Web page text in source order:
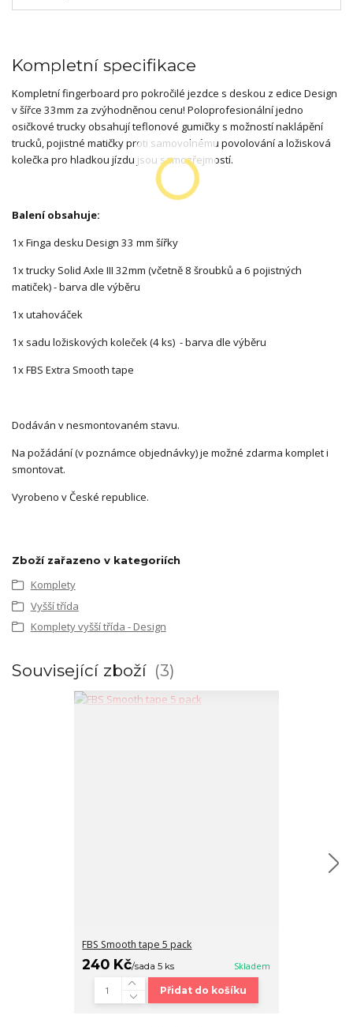
Kompletní specifikace
Kompletní fingerboard pro pokročilé jezdce s deskou z edice Design
v šířce 33mm za zvýhodněnou cenu! Poloprofesionální jedno
osičkové trucky obsahují teflonové gumičky s možností naklápění
trucků, pojistné matičky proti samovolnému povolování a ložisková
kolečka pro hladkou jízdu jsou samozřejmostí.
Balení obsahuje:
1x Finga desku Design 33 mm šířky
1x trucky Solid Axle III 32mm (včetně 8 šroubků a 6 pojistných
matiček) - barva dle výběru
1x utahováček
1x sadu ložiskových koleček (4 ks) - barva dle výběru
1x FBS Extra Smooth tape
Dodáván v nesmontovaném stavu.
Na požádání (v poznámce objednávky) je možné zdarma komplet i
smontovat.
Vyrobeno v České republice.
Zboží zařazeno v kategoriích
Komplety
Vyšší třída
Komplety vyšší třída - Design
Související zboží 3
FBS Smooth tape 5 pack
240 Kč/sada 5 ks Skladem
Přidat do košíku